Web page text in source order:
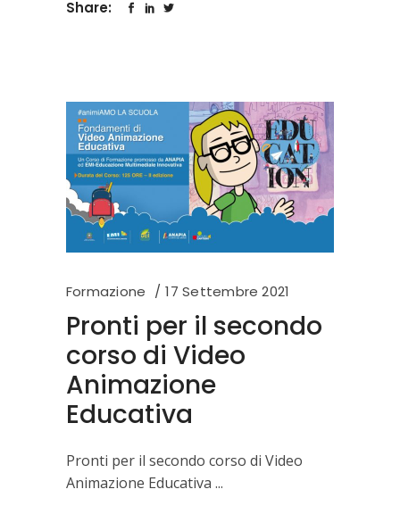
Share:
Formazione 17 Settembre 2021
Pronti per il secondo
corso di Video
Animazione
Educativa
Pronti per il secondo corso di Video
Animazione Educativa